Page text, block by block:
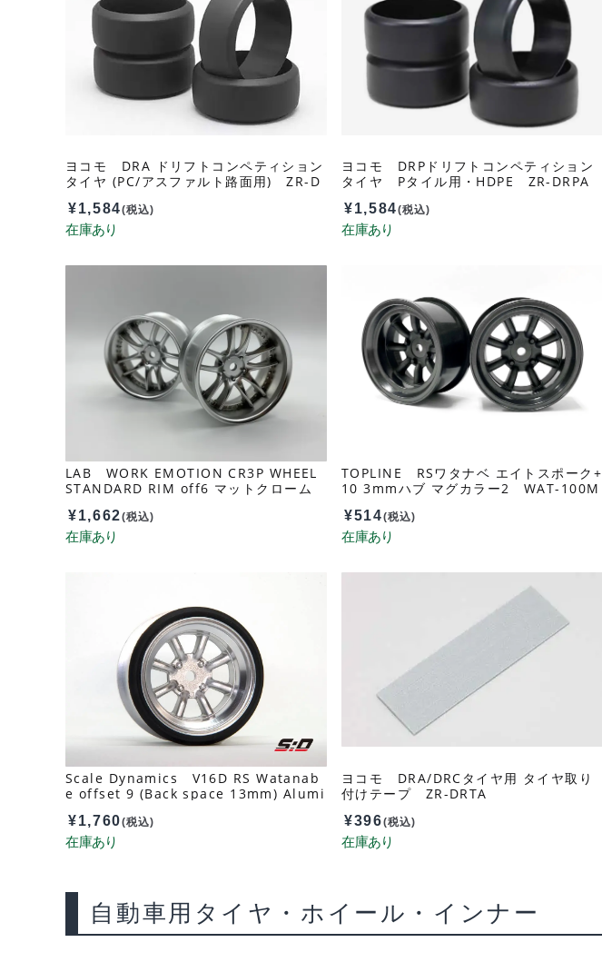
ヨコモ DRA ドリフトコンペティション
タイヤ (PC/アスファルト路面用) ZR-D
¥1,584(税込)
ヨコモ DRPドリフトコンペティション
タイヤ Pタイル用・HDPE ZR-DRPA
¥1,584(税込)
LAB WORK EMOTION CR3P WHEEL
STANDARD RIM off6 マットクローム
¥1,662(税込)
TOPLINE RSワタナベ エイトスポーク+
10 3mmハブ マグカラー2 WAT-100M
¥514(税込)
Scale Dynamics V16D RS Watanab
e offset 9 (Back space 13mm) Alumi
¥1,760(税込)
ヨコモ DRA/DRCタイヤ用 タイヤ取り
付けテープ ZR-DRTA
¥396(税込)
自動車用タイヤ・ホイール・インナー